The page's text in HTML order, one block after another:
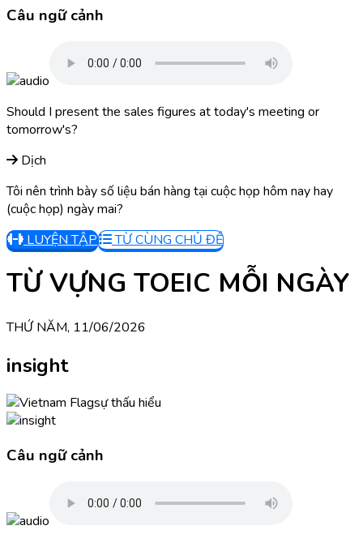
Câu ngữ cảnh
Should I present the sales figures at today's meeting or
tomorrow's?
Dịch
Tôi nên trình bày số liệu bán hàng tại cuộc họp hôm nay hay
(cuộc họp) ngày mai?
LUYỆN TẬP
TỪ CÙNG CHỦ ĐỀ
TỪ VỰNG TOEIC MỖI NGÀY
THỨ NĂM, 11/06/2026
insight
sự thấu hiểu
Câu ngữ cảnh